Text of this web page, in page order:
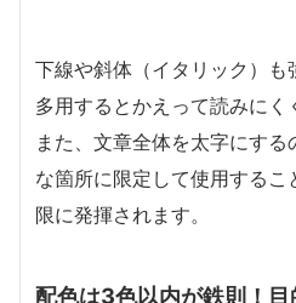
下線や斜体（イタリック）も
多用するとかえって読みにく
また、文章全体を太字にす
な箇所に限定して使用する
限に発揮されます。
配色は3色以内が鉄則！